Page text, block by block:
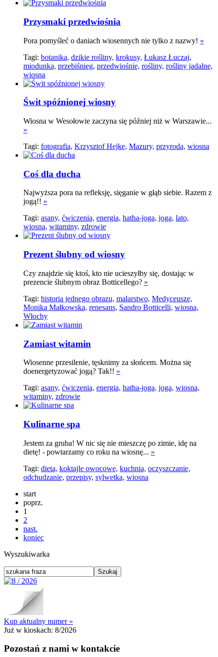
Przysmaki przedwiośnia
Pora pomyśleć o daniach wiosennych nie tylko z nazwy! »
Tagi: botanika, dzikie rośliny, krokusy, Łukasz Łuczaj,
miodunka, przebiśnieg, przedwiośnie, rośliny, rośliny jadalne,
wiosna
Świt spóźnionej wiosny
Wiosna w Wesołowie zaczyna się później niż w Warszawie...
»
Tagi: fotografia, Krzysztof Hejke, Mazury, przyroda, wiosna
Coś dla ducha
Najwyższa pora na refleksję, sięganie w głąb siebie. Razem z
jogą!! »
Tagi: asany, ćwiczenia, energia, hatha-joga, joga, lato,
wiosna, witaminy, zdrowie
Prezent ślubny od wiosny
Czy znajdzie się ktoś, kto nie ucieszyłby się, dostając w
prezencie ślubnym obraz Botticellego? »
Tagi: historia jednego obrazu, malarstwo, Medyceusze,
Monika Małkowska, renesans, Sandro Botticelli, wiosna,
Włochy
Zamiast witamin
Wiosenne przesilenie, tęsknimy za słońcem. Można się
doenergetyzować jogą? Tak!! »
Tagi: asany, ćwiczenia, energia, hatha-joga, joga, wiosna,
witaminy, zdrowie
Kulinarne spa
Jestem za gruba! W nic się nie mieszczę po zimie, idę na
dietę! - powtarzamy co roku na wiosnę... »
Tagi: dieta, koktajle owocowe, kuchnia, oczyszczanie,
odchudzanie, przepisy, sylwetka, wiosna
start
poprz.
1
2
nast.
koniec
Wyszukiwarka
Kup aktualny numer »
Już w kioskach: 8/2026
Pozostań z nami w kontakcie